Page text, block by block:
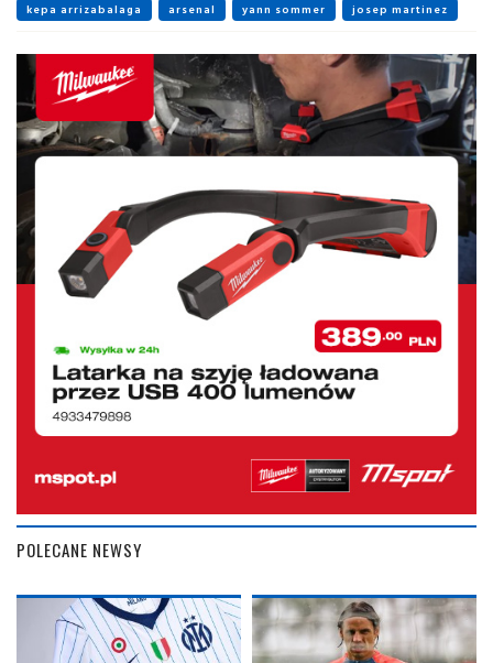
kepa arrizabalaga arsenal yann sommer josep martinez
POLECANE NEWSY